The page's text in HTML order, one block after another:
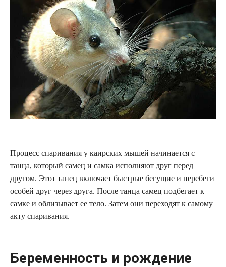
Процесс спаривания у каирских мышей начинается с
танца, который самец и самка исполняют друг перед
другом. Этот танец включает быстрые бегущие и перебеги
особей друг через друга. После танца самец подбегает к
самке и облизывает ее тело. Затем они переходят к самому
акту спаривания.
Беременность и рождение